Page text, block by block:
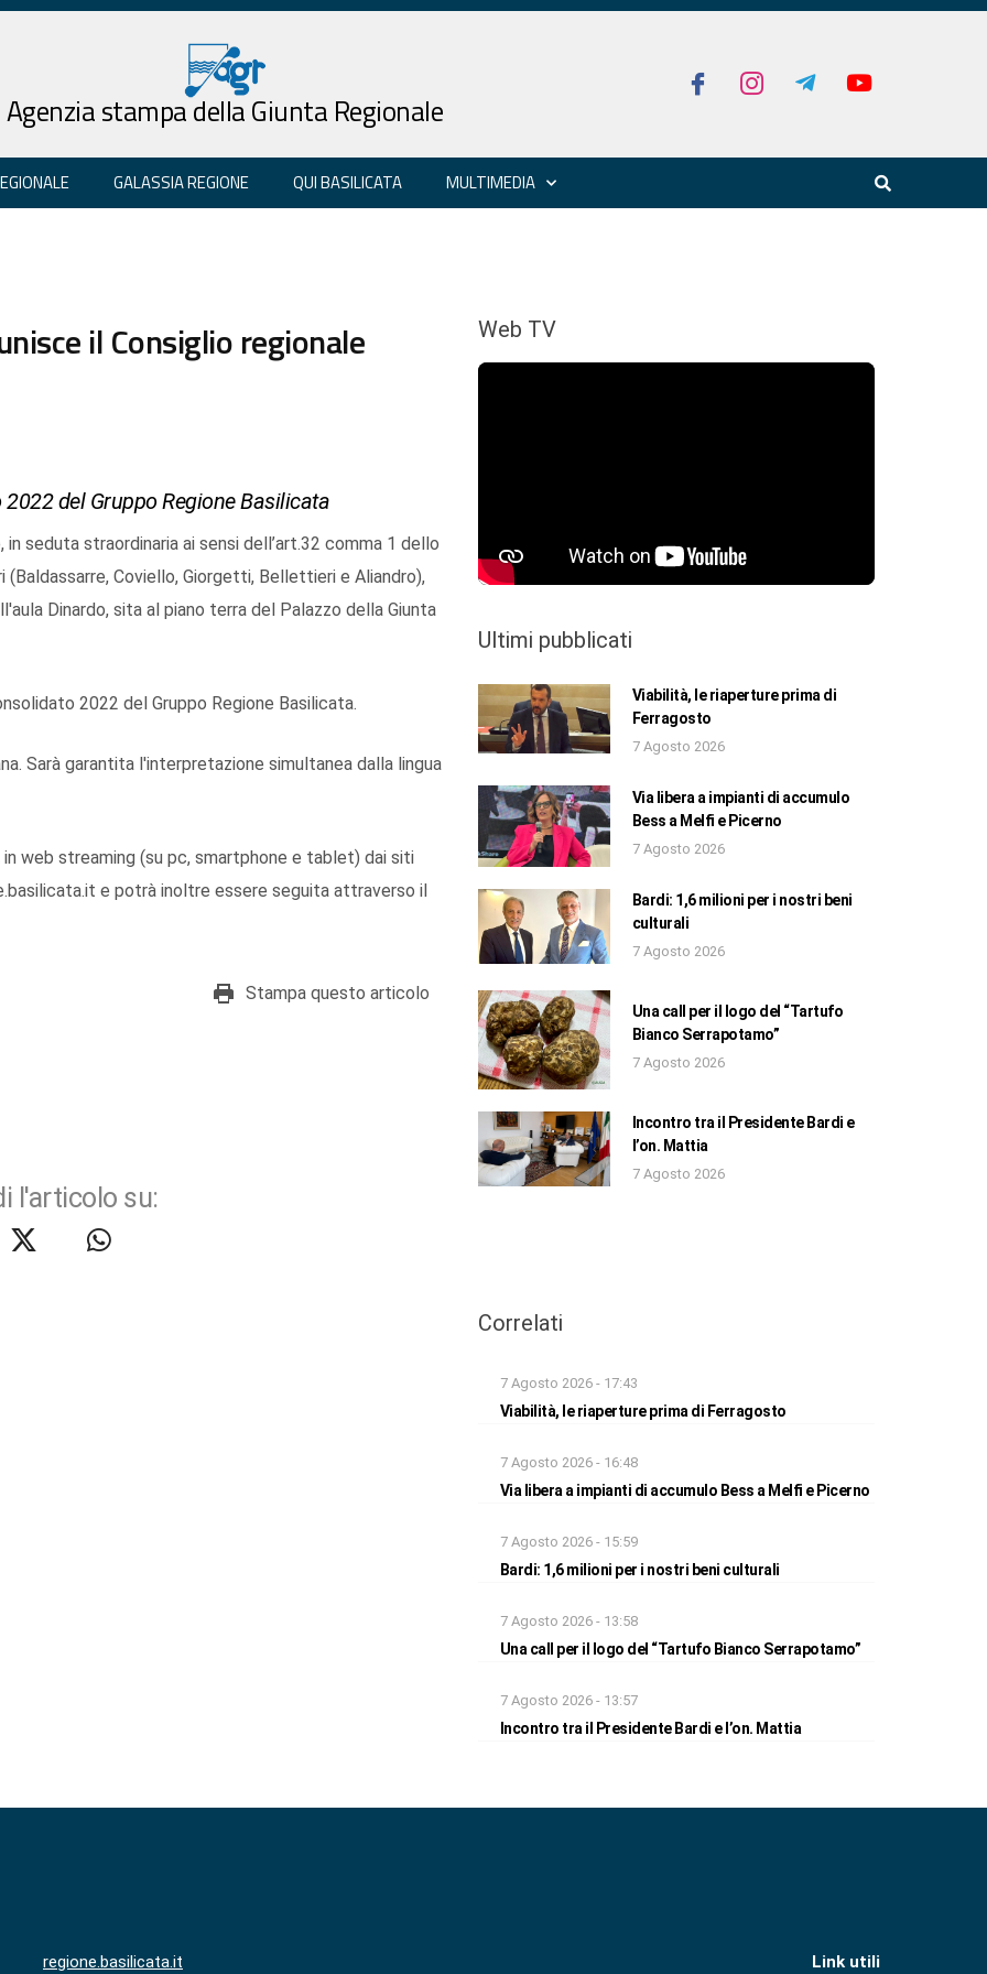
Agenzia stampa della Giunta Regionale
GALASSIA REGIONE QUI BASILICATA MULTIMEDIA
il Consiglio regionale
del Gruppo Regione Basilicata
seduta straordinaria ai sensi dell’art.32 comma 1 dello
Coviello, Giorgetti, Bellettieri e Aliandro),
Dinardo, sita al piano terra del Palazzo della Giunta
2022 del Gruppo Regione Basilicata.
Sarà garantita l'interpretazione simultanea dalla lingua
web streaming (su pc, smartphone e tablet) dai siti
e potrà inoltre essere seguita attraverso il
Stampa questo articolo
l'articolo su:
Web TV
Ultimi pubblicati
Viabilità, le riaperture prima di
Ferragosto
7 Agosto 2026
Via libera a impianti di accumulo
Bess a Melfi e Picerno
7 Agosto 2026
Bardi: 1,6 milioni per i nostri beni
culturali
7 Agosto 2026
Una call per il logo del “Tartufo
Bianco Serrapotamo”
7 Agosto 2026
Incontro tra il Presidente Bardi e
l’on. Mattia
7 Agosto 2026
Correlati
7 Agosto 2026 - 17:43
Viabilità, le riaperture prima di Ferragosto
7 Agosto 2026 - 16:48
Via libera a impianti di accumulo Bess a Melfi e Picerno
7 Agosto 2026 - 15:59
Bardi: 1,6 milioni per i nostri beni culturali
7 Agosto 2026 - 13:58
Una call per il logo del “Tartufo Bianco Serrapotamo”
7 Agosto 2026 - 13:57
Incontro tra il Presidente Bardi e l’on. Mattia
regione.basilicata.it Link utili